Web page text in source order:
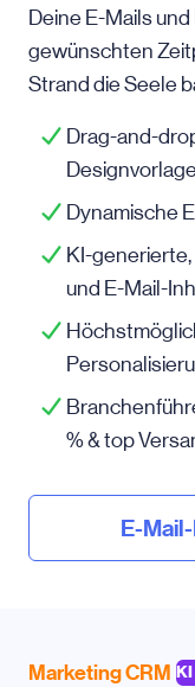
Deine E-Mails
gewünschten
Strand die Seele
Drag-and-
Dynamische
KI-
und E-Mail-
% & top
E-
Marketing CRM KI